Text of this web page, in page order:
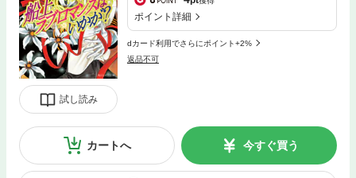
試し読み
ポイント詳細
dカード利用でさらにポイント+2%
返品不可
カートへ 今すぐ買う